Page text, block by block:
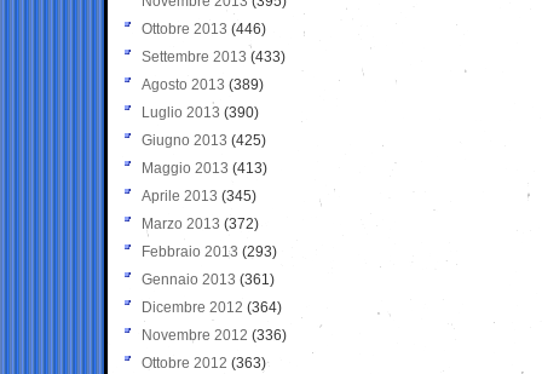
Ottobre 2013 (446)
Settembre 2013 (433)
Agosto 2013 (389)
Luglio 2013 (390)
Giugno 2013 (425)
Maggio 2013 (413)
Aprile 2013 (345)
Marzo 2013 (372)
Febbraio 2013 (293)
Gennaio 2013 (361)
Dicembre 2012 (364)
Novembre 2012 (336)
Ottobre 2012 (363)